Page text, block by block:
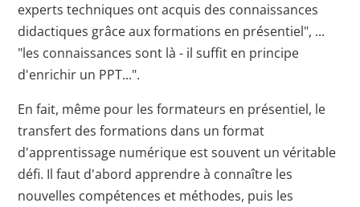
experts techniques ont acquis des connaissances
didactiques grâce aux formations en présentiel", ...
"les connaissances sont là - il suffit en principe
d'enrichir un PPT...".
En fait, même pour les formateurs en présentiel, le
transfert des formations dans un format
d'apprentissage numérique est souvent un véritable
défi. Il faut d'abord apprendre à connaître les
nouvelles compétences et méthodes, puis les